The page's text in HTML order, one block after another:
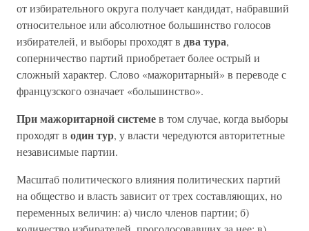
от избирательного округа получает кандидат, набравший
относительное или абсолютное большинство голосов
избирателей, и выборы проходят в два тура,
соперничество партий приобретает более острый и
сложный характер. Слово «мажоритарный» в переводе с
французского означает «большинство».
При мажоритарной системев том случае, когда выборы
проходят в один тур, у власти чередуются авторитетные
независимые партии.
Масштаб политического влияния политических партий
на общество и власть зависит от трех составляющих, но
переменных величин: а) число членов партии; б)